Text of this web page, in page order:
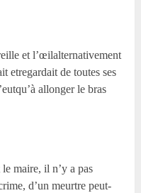
et l’œilalternativement
etregardait de toutes ses
allonger le bras
maire, il n’y a pas
d’un meurtre peut-